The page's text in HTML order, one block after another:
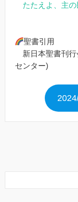
たたえよ、
聖書引用
新日本聖書刊
センター)